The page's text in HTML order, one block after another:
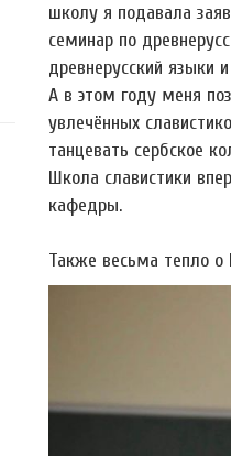
школу я подавала
семинар по
древнерусский языки
А в этом году меня
увлечëнных
танцевать сербское
Школа славистики
кафедры.
Также весьма тепло о